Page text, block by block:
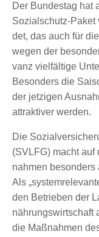
Der Bundestag hat
Sozialschutz-Paket
det, das auch für
wegen der
vanz vielfältige
Besonders die
der jetzigen
attraktiver werden.
Die
(SVLFG) macht
nahmen besonders
Als
den Betrieben der
nährungswirtschaft
die Maßnahmen